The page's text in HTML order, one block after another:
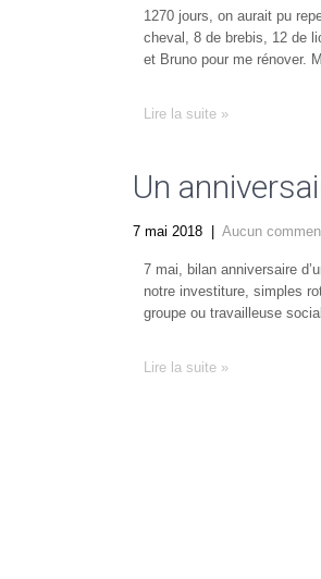
1270 jours, on aurait pu
cheval, 8 de brebis, 12 de
et Bruno pour me rénover.
Lire la suite »
Un
7 mai 2018 Aucun
7 mai, bilan anniversaire
notre investiture, simples
groupe ou travailleuse
Lire la suite »